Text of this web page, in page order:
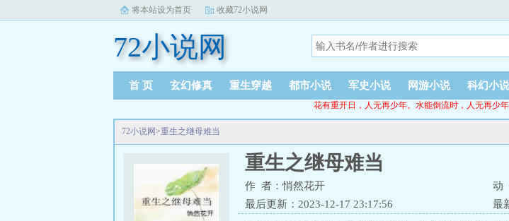
将本站设为首页 收藏72小说网
72小说网
首 页 玄幻修真 重生穿越 都市小说 军史小说 网游小说 科幻小说
花有重开日，人无再少年。水能倒流时，人无再少年
72小说网>重生之继母难当
重生之继母难当
作 者：悄然花开 动
最后更新：2023-12-17 23:17:56
最